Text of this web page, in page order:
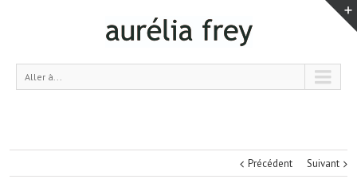
Aller à...
Précédent Suivant